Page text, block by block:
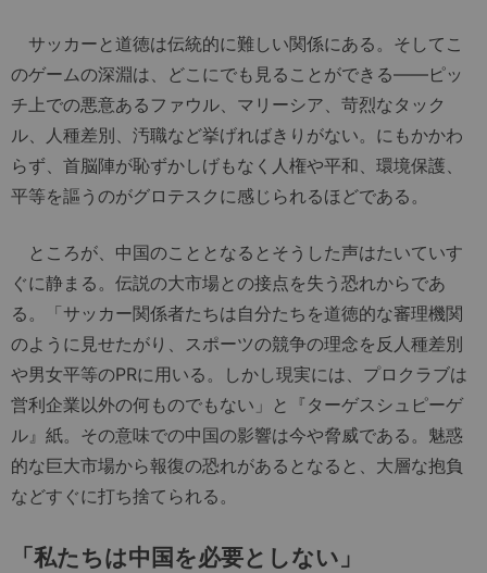
サッカーと道徳は伝統的に難しい関係にある。そしてこ
のゲームの深淵は、どこにでも見ることができる――ピッ
チ上での悪意あるファウル、マリーシア、苛烈なタック
ル、人種差別、汚職など挙げればきりがない。にもかかわ
らず、首脳陣が恥ずかしげもなく人権や平和、環境保護、
平等を謳うのがグロテスクに感じられるほどである。
ところが、中国のこととなるとそうした声はたいていす
ぐに静まる。伝説の大市場との接点を失う恐れからであ
る。「サッカー関係者たちは自分たちを道徳的な審理機関
のように見せたがり、スポーツの競争の理念を反人種差別
や男女平等のPRに用いる。しかし現実には、プロクラブは
営利企業以外の何ものでもない」と『ターゲスシュピーゲ
ル』紙。その意味での中国の影響は今や脅威である。魅惑
的な巨大市場から報復の恐れがあるとなると、大層な抱負
などすぐに打ち捨てられる。
「私たちは中国を必要としない」